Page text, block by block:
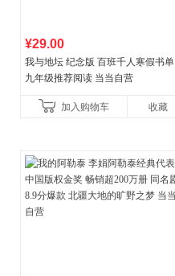
¥29.00
我与地坛 纪念版 百班千人寒假书单
九年级推荐阅读 当当自营
加入购物车 收藏